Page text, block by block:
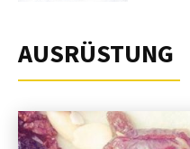
AUSRÜSTUNG